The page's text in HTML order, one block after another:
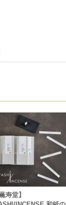
寿堂】